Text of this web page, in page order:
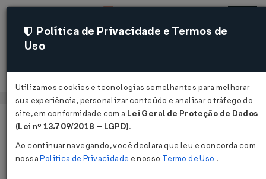
Acessar
Página Inicial Legislações
Política de Privacidade e Termos de
Uso
Utilizamos cookies e tecnologias semelhantes para melhorar
sua experiência, personalizar conteúdo e analisar o tráfego do
site, em conformidade com a Lei Geral de Proteção de Dados
(Lei nº 13.709/2018 – LGPD).
Ao continuar navegando, você declara que leu e concorda com
nossaPolítica de Privacidade e nosso Termo de Uso .